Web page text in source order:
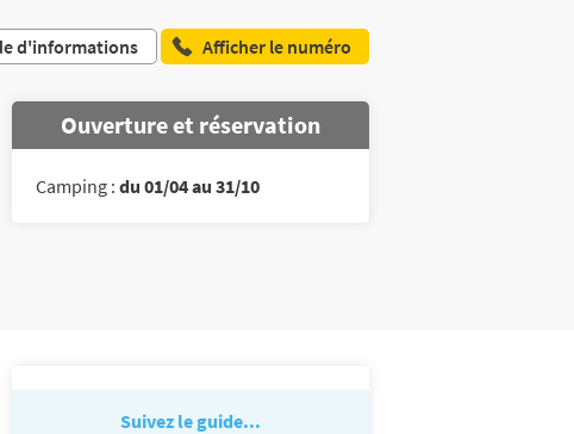
d'informations Afficher le numéro
Ouverture et réservation
Camping : du 01/04 au 31/10
Suivez le guide...